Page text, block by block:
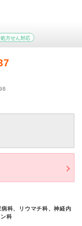
処方せん対応
科、リウマチ科、神経内
科